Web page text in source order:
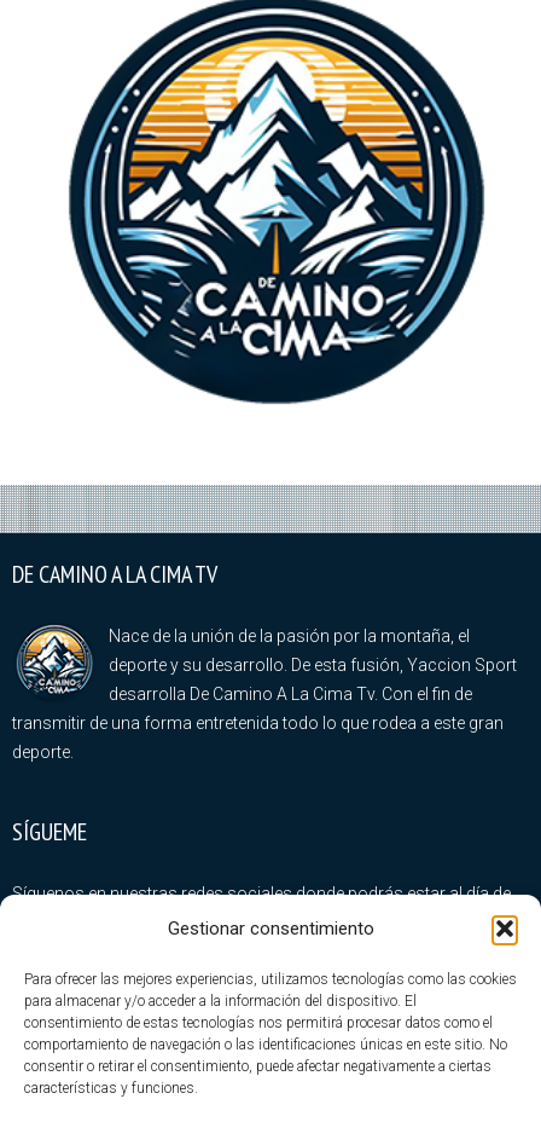
Gestionar consentimiento
Para ofrecer las mejores experiencias, utilizamos tecnologías como las cookies
para almacenar y/o acceder a la información del dispositivo. El
consentimiento de estas tecnologías nos permitirá procesar datos como el
comportamiento de navegación o las identificaciones únicas en este sitio. No
consentir o retirar el consentimiento, puede afectar negativamente a ciertas
características y funciones.
DE CAMINO A LA CIMA TV
Nace de la unión de la pasión por la montaña, el
deporte y su desarrollo. De esta fusión, Yaccion Sport
desarrolla De Camino A La Cima Tv. Con el fin de
transmitir de una forma entretenida todo lo que rodea a este gran
deporte.
SÍGUEME
Síguenos en nuestras redes sociales donde podrás estar al día de
todas nuestras novedades
ÚLTIMA ENTRADAS